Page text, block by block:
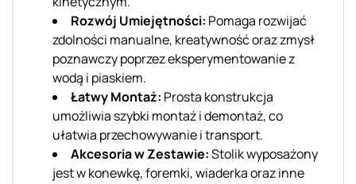
Rozwój Umiejętności: Pomaga rozwijać
zdolności manualne, kreatywność oraz zmysł
poznawczy poprzez eksperymentowanie z
wodą i piaskiem.
Łatwy Montaż: Prosta konstrukcja
umożliwia szybki montaż i demontaż, co
ułatwia przechowywanie i transport.
Akcesoria w Zestawie:Stolik wyposażony
jest w konewkę, foremki, wiaderka oraz inne